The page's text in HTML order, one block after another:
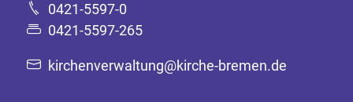
0421-5597-0
0421-5597-265
kirchenverwaltung@kirche-bremen.de